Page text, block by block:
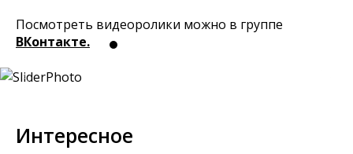
Посмотреть видеоролики можно в группе
ВКонтакте.
Интересное